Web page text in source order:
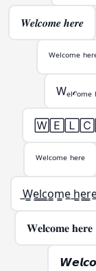
𝑾𝒆𝒍𝒄𝒐𝒎𝒆 𝒉𝒆𝒓𝒆
ᵂᵉˡᶜᵒᵐᵉ
Wₑₗ𝒸ₒₘₑ
ᵂᵉˡᶜᵒᵐᵉ ʰᵉʳᵉ
̲W̲̲e̲̲l̲̲c̲̲o̲̲m̲̲e̲
𝐖𝐞𝐥𝐜𝐨𝐦𝐞 𝐡𝐞𝐫𝐞